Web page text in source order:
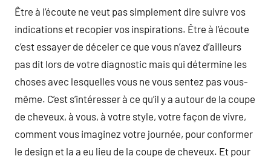
Être à l’écoute ne veut pas simplement dire suivre vos
indications et recopier vos inspirations. Être à l’écoute
c’est essayer de déceler ce que vous n’avez d’ailleurs
pas dit lors de votre diagnostic mais qui détermine les
choses avec lesquelles vous ne vous sentez pas vous-
même. C’est s’intéresser à ce qu’il y a autour de la coupe
de cheveux, à vous, à votre style, votre façon de vivre,
comment vous imaginez votre journée, pour conformer
le design et la a eu lieu de la coupe de cheveux. Et pour